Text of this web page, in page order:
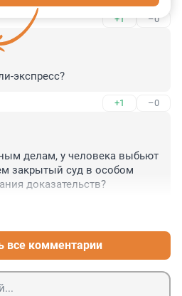
+1 –0
экспресс?
+1 –0
делам, у человека выбьют
закрытый суд в особом
доказательств?
все комментарии